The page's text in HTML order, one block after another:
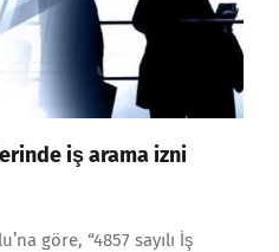
iş arama izni
göre, “4857 sayılı İş